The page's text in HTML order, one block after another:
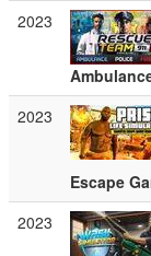
2023
2023
Escape
2023